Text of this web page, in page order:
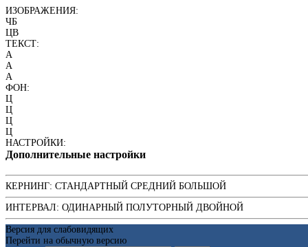
ИЗОБРАЖЕНИЯ:
ЧБ
ЦВ
ТЕКСТ:
A
A
A
ФОН:
Ц
Ц
Ц
Ц
НАСТРОЙКИ:
Дополнительные настройки
КЕРНИНГ: СТАНДАРТНЫЙ СРЕДНИЙ БОЛЬШОЙ
ИНТЕРВАЛ: ОДИНАРНЫЙ ПОЛУТОРНЫЙ ДВОЙНОЙ
Версия для слабовидящих
Перейти на обычную версию